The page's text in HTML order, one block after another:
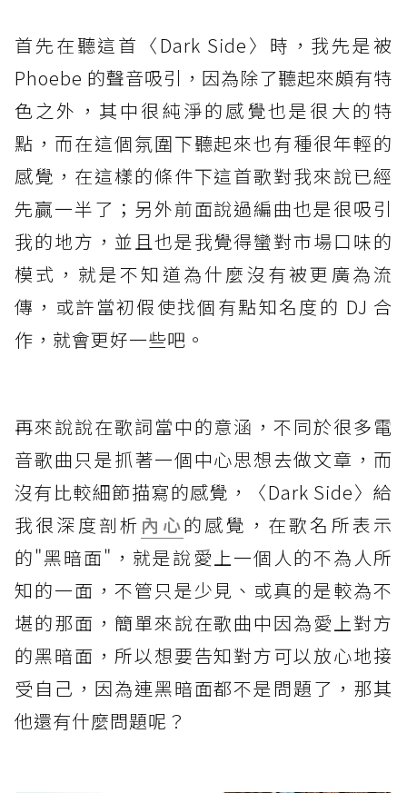
首先在聽這首〈Dark Side〉時，我先是被
Phoebe 的聲音吸引，因為除了聽起來頗有特
色之外，其中很純淨的感覺也是很大的特
點，而在這個氛圍下聽起來也有種很年輕的
感覺，在這樣的條件下這首歌對我來說已經
先贏一半了；另外前面說過編曲也是很吸引
我的地方，並且也是我覺得蠻對市場口味的
模式，就是不知道為什麼沒有被更廣為流
傳，或許當初假使找個有點知名度的 DJ 合
作，就會更好一些吧。
再來說說在歌詞當中的意涵，不同於很多電
音歌曲只是抓著一個中心思想去做文章，而
沒有比較細節描寫的感覺，〈Dark Side〉給
我很深度剖析 內心的感覺，在歌名所表示
的"黑暗面"，就是說愛上一個人的不為人所
知的一面，不管只是少見、或真的是較為不
堪的那面，簡單來說在歌曲中因為愛上對方
的黑暗面，所以想要告知對方可以放心地接
受自己，因為連黑暗面都不是問題了，那其
他還有什麼問題呢？